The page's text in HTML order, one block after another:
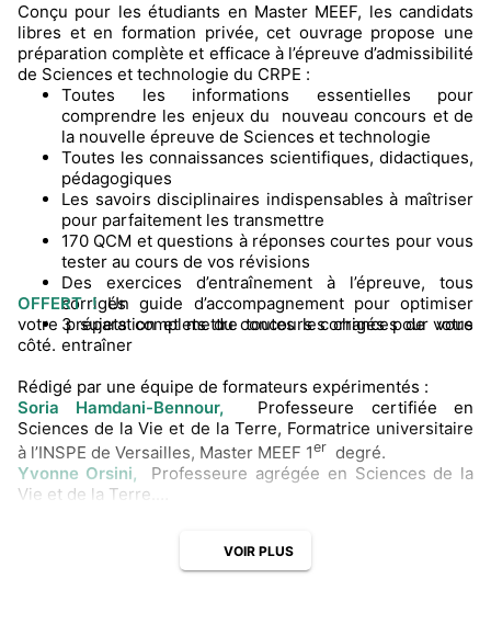
Conçu pour les étudiants en Master MEEF, les candidats
libres et en formation privée, cet ouvrage propose une
préparation complète et efficace à l’épreuve d’admissibilité
de Sciences et technologie du CRPE :
Toutes les informations essentielles pour
comprendre les enjeux du nouveau concours et de
la nouvelle épreuve de Sciences et technologie
Toutes les connaissances scientifiques, didactiques,
pédagogiques
Les savoirs disciplinaires indispensables à maîtriser
pour parfaitement les transmettre
170 QCM et questions à réponses courtes pour vous
tester au cours de vos révisions
Des exercices d’entraînement à l’épreuve, tous
corrigés
3 sujets complets du concours corrigés pour vous
entraîner
OFFERT !Un guide d’accompagnement pour optimiser
votre préparation et mettre toutes les chances de votre
côté.
Rédigé par une équipe de formateurs expérimentés :
Soria Hamdani-Bennour, Professeure certifiée en
Sciences de la Vie et de la Terre, Formatrice universitaire
à l’INSPE de Versailles, Master MEEF 1er degré.
Yvonne Orsini, Professeure agrégée en Sciences de la
Vie et de la Terre.
Formateur universitaire à l’INSPE de Saint-Germain-en-
VOIR PLUS